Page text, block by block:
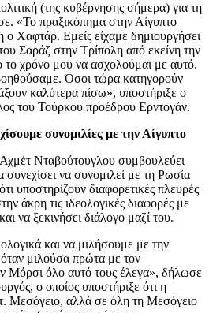
(της κυβέρνησης σήμερα) για τη
«Το πραξικόπημα στην Αίγυπτο
ο Χαφτάρ. Εμείς είχαμε δημιουργήσει
Σαράζ στην Τρίπολη από εκείνη την
χρόνο μου να ασχολούμαι με αυτό.
Όσοι τώρα κατηγορούν
καλύτερα πίσω», υποστήριξε ο
του Τούρκου προέδρου Ερντογάν.
συνομιλίες με την Αίγυπτο
Νταβούτουγλου συμβουλεύει
να συνομιλεί με τη Ρωσία
υποστηρίζουν διαφορετικές πλευρές
άκρη τις ιδεολογικές διαφορές με
να ξεκινήσει διάλογο μαζί του.
και να μιλήσουμε με την
μιλούσα πρώτα με τον
Μόρσι όλο αυτό τους έλεγα», δήλωσε
ο οποίος υποστήριξε ότι η
Μεσόγειο, αλλά σε όλη τη Μεσόγειο